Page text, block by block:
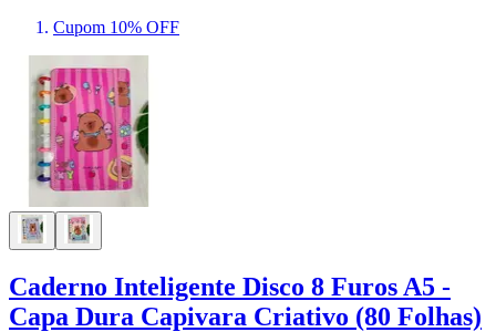
Cupom 10% OFF
Caderno Inteligente Disco 8 Furos A5 -
Capa Dura Capivara Criativo (80 Folhas)